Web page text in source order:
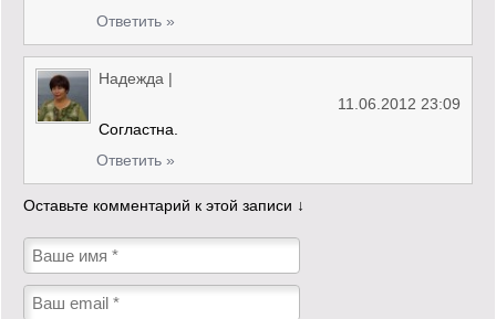
Ответить »
Надежда |
11.06.2012 23:09
Согластна.
Ответить »
Оставьте комментарий к этой записи ↓